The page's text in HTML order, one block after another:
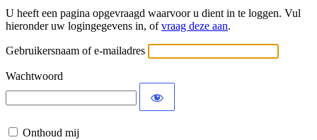
U heeft een pagina opgevraagd waarvoor u dient in te loggen. Vul
hieronder uw logingegevens in, ofvraag deze aan.
Gebruikersnaam of e-mailadres
Wachtwoord
Onthoud mij